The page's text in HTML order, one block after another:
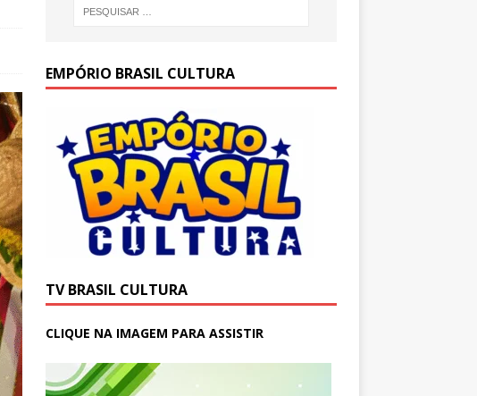
EMPÓRIO BRASIL CULTURA
TV BRASIL CULTURA
CLIQUE NA IMAGEM PARA ASSISTIR